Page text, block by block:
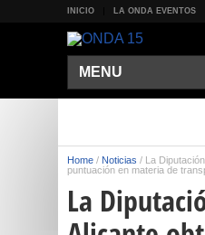
INICIO LA ONDA EVENTOS
MENU
Home / Noticias / La
puntuación en materia de
La